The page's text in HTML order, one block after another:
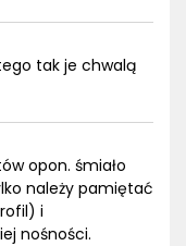
tak je chwalą
opon. śmiało
należy pamiętać
i
nośności.